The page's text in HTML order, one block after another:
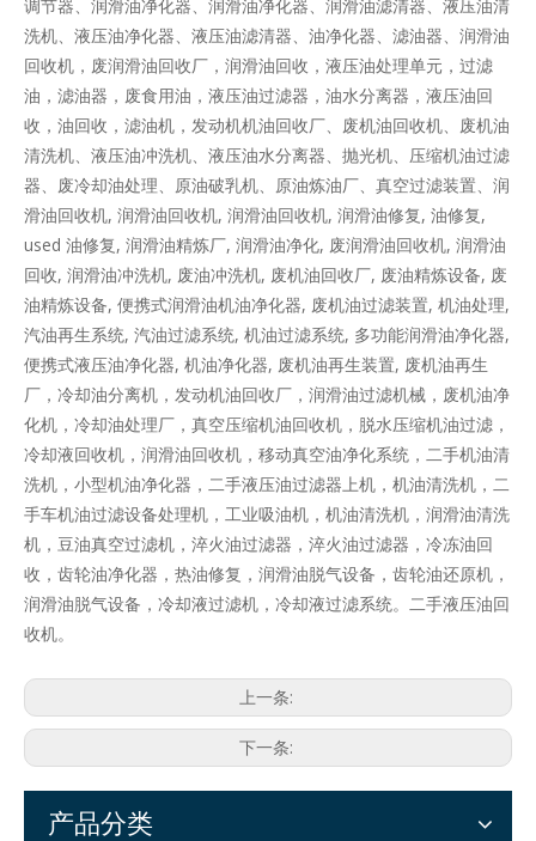
调节器、润滑油净化器、润滑油净化器、润滑油滤清器、液压油清
洗机、液压油净化器、液压油滤清器、油净化器、滤油器、润滑油
回收机，废润滑油回收厂，润滑油回收，液压油处理单元，过滤
油，滤油器，废食用油，液压油过滤器，油水分离器，液压油回
收，油回收，滤油机，发动机机油回收厂、废机油回收机、废机油
清洗机、液压油冲洗机、液压油水分离器、抛光机、压缩机油过滤
器、废冷却油处理、原油破乳机、原油炼油厂、真空过滤装置、润
滑油回收机, 润滑油回收机, 润滑油回收机, 润滑油修复, 油修复,
used 油修复, 润滑油精炼厂, 润滑油净化, 废润滑油回收机, 润滑油
回收, 润滑油冲洗机, 废油冲洗机, 废机油回收厂, 废油精炼设备, 废
油精炼设备, 便携式润滑油机油净化器, 废机油过滤装置, 机油处理,
汽油再生系统, 汽油过滤系统, 机油过滤系统, 多功能润滑油净化器,
便携式液压油净化器, 机油净化器, 废机油再生装置, 废机油再生
厂，冷却油分离机，发动机油回收厂，润滑油过滤机械，废机油净
化机，冷却油处理厂，真空压缩机油回收机，脱水压缩机油过滤，
冷却液回收机，润滑油回收机，移动真空油净化系统，二手机油清
洗机，小型机油净化器，二手液压油过滤器上机，机油清洗机，二
手车机油过滤设备处理机，工业吸油机，机油清洗机，润滑油清洗
机，豆油真空过滤机，淬火油过滤器，淬火油过滤器，冷冻油回
收，齿轮油净化器，热油修复，润滑油脱气设备，齿轮油还原机，
润滑油脱气设备，冷却液过滤机，冷却液过滤系统。二手液压油回
收机。
上一条:
下一条:
产品分类